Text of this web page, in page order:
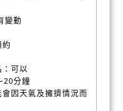
變動
可以
20分鐘
因天氣及擁擠情況而